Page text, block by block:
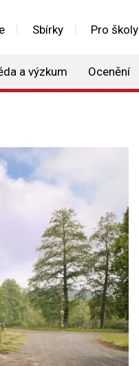
Sbírky Pro školy
a výzkum Ocenění